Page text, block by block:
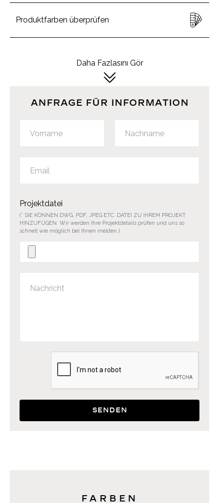
Produktfarben überprüfen
Daha Fazlasını Gör
ANFRAGE FÜR INFORMATION
Projektdatei
(* SIE KÖNNEN DWG, PDF, JPEG ETC. DATEI ZU IHREM PROJEKT
HINZUFÜGEN. Wir werden Ihre Projektdetails prüfen und uns so
schnell wie möglich bei Ihnen melden.)
Senden
FARBEN